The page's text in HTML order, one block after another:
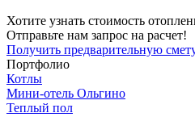
Хотите узнать стоимость
Отправьте нам запрос на расчет!
Получить предварительную
Портфолио
Котлы
Мини‑‏отель Ольгино
Теплый пол